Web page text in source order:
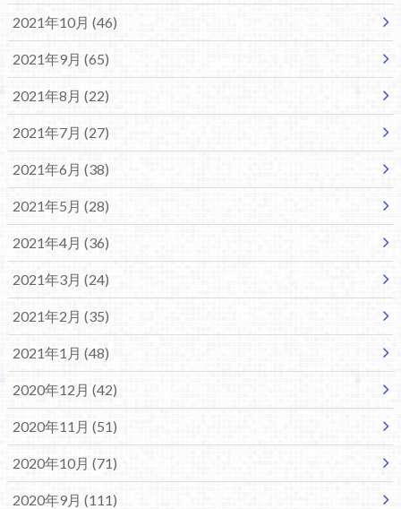
2021年10月 (46)
2021年9月 (65)
2021年8月 (22)
2021年7月 (27)
2021年6月 (38)
2021年5月 (28)
2021年4月 (36)
2021年3月 (24)
2021年2月 (35)
2021年1月 (48)
2020年12月 (42)
2020年11月 (51)
2020年10月 (71)
2020年9月 (111)